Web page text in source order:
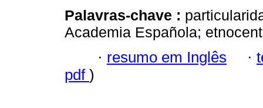
Palavras-chave :
Academia Española;
· resumo em Inglês ·
pdf )